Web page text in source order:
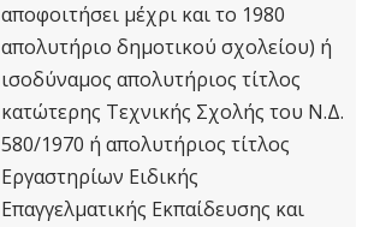
αποφοιτήσει μέχρι και το 1980
απολυτήριο δημοτικού σχολείου) ή
ισοδύναμος απολυτήριος τίτλος
κατώτερης Τεχνικής Σχολής του Ν.Δ.
580/1970 ή απολυτήριος τίτλος
Εργαστηρίων Ειδικής
Επαγγελματικής Εκπαίδευσης και